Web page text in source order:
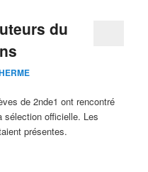
du
de 2nde1 ont rencontré
sélection officielle. Les
présentes.